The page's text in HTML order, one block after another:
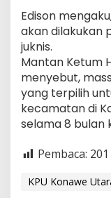
Edison
akan dilakukan
juknis.
Mantan Ketum
menyebut,
yang terpilih
kecamatan di
selama 8 bulan
Pembaca: 201
KPU Konawe